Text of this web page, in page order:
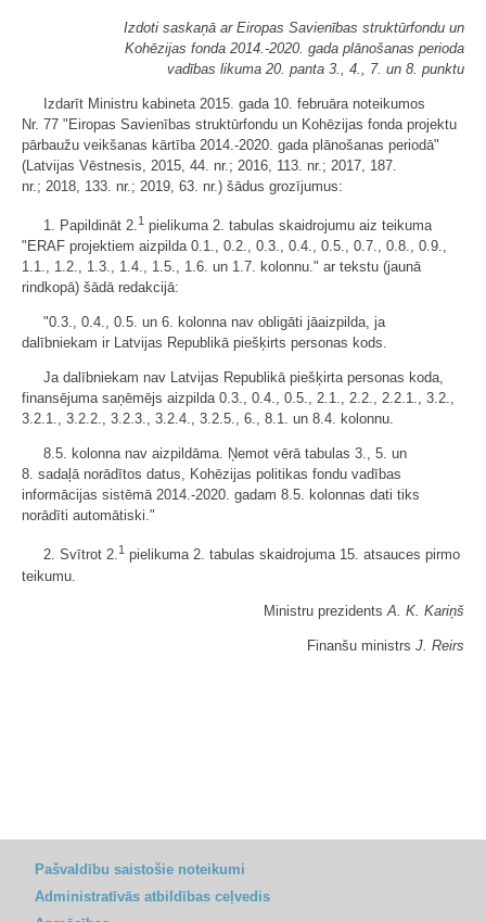
Izdoti saskaņā ar Eiropas Savienības struktūrfondu un
Kohēzijas fonda 2014.-2020. gada plānošanas perioda
vadības likuma 20. panta 3., 4., 7. un 8. punktu
Izdarīt Ministru kabineta 2015. gada 10. februāra noteikumos
Nr. 77 "Eiropas Savienības struktūrfondu un Kohēzijas fonda projektu
pārbaužu veikšanas kārtība 2014.-2020. gada plānošanas periodā"
(Latvijas Vēstnesis, 2015, 44. nr.; 2016, 113. nr.; 2017, 187.
nr.; 2018, 133. nr.; 2019, 63. nr.) šādus grozījumus:
1. Papildināt 2.1 pielikuma 2. tabulas skaidrojumu aiz teikuma
"ERAF projektiem aizpilda 0.1., 0.2., 0.3., 0.4., 0.5., 0.7., 0.8., 0.9.,
1.1., 1.2., 1.3., 1.4., 1.5., 1.6. un 1.7. kolonnu." ar tekstu (jaunā
rindkopā) šādā redakcijā:
"0.3., 0.4., 0.5. un 6. kolonna nav obligāti jāaizpilda, ja
dalībniekam ir Latvijas Republikā piešķirts personas kods.
Ja dalībniekam nav Latvijas Republikā piešķirta personas koda,
finansējuma saņēmējs aizpilda 0.3., 0.4., 0.5., 2.1., 2.2., 2.2.1., 3.2.,
3.2.1., 3.2.2., 3.2.3., 3.2.4., 3.2.5., 6., 8.1. un 8.4. kolonnu.
8.5. kolonna nav aizpildāma. Ņemot vērā tabulas 3., 5. un
8. sadaļā norādītos datus, Kohēzijas politikas fondu vadības
informācijas sistēmā 2014.-2020. gadam 8.5. kolonnas dati tiks
norādīti automātiski."
2. Svītrot 2.1 pielikuma 2. tabulas skaidrojuma 15. atsauces pirmo
teikumu.
Ministru prezidents A. K. Kariņš
Finanšu ministrs J. Reirs
Pašvaldību saistošie noteikumi
Administratīvās atbildības ceļvedis